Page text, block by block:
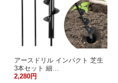
アースドリル インパクト 芝生
3本セット 細…
2,280円